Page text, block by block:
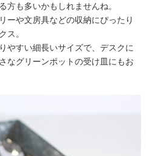
方も多いかもしれませんね。
ーや文房具などの収納にぴったり
ス。
やすい細長いサイズで、デスクに
なグリーンポットの受け皿にもお